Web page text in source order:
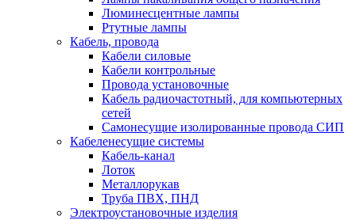
Люминесцентные лампы
Ртутные лампы
Кабель, провода
Кабели силовые
Кабели контрольные
Провода установочные
Кабель радиочастотный, для компьютерных
сетей
Самонесущие изолированные провода СИП
Кабеленесущие системы
Кабель-канал
Лоток
Металлорукав
Труба ПВХ, ПНД
Электроустановочные изделия